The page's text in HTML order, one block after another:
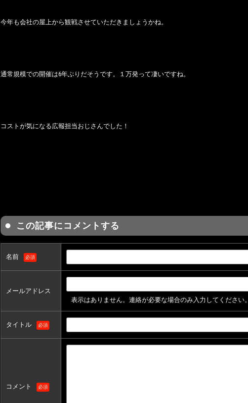
今年も会社の屋上から観戦させていただきましょうかね。
通常規模での開催は6年ぶりだそうです。１万発って凄いですね。
コストが気になる広報担当おじさんでした！
この記事にコメントする
名前 必須
メールアドレス
表示はありません。連絡が必要な場合のみ入力してください。
タイトル 必須
コメント 必須